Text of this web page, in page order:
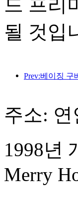
드 프리
될 것입
주소: 연
1998년
Merry